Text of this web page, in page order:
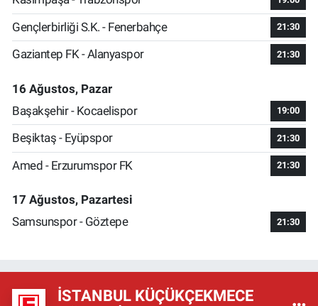
Gençlerbirliği S.K. - Fenerbahçe 21:30
Gaziantep FK - Alanyaspor 21:30
16 Ağustos, Pazar
Başakşehir - Kocaelispor
19:00
Beşiktaş - Eyüpspor 21:30
Amed - Erzurumspor FK 21:30
17 Ağustos, Pazartesi
Samsunspor - Göztepe
21:30
İSTANBUL KÜÇÜKÇEKMECE